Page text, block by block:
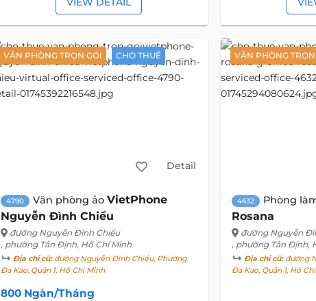
VĂN PHÒNG TRỌN GÓI CHO THUÊ
Detail
4790 Văn phòng ảoVietPhone
Nguyễn Đình Chiểu
đường Nguyễn Đình Chiểu
, phường Tân Định, Hồ Chí Minh
Địa chỉ cũ:đường Nguyễn Đình Chiểu, Phường
Đa Kao, Quận 1, Hồ Chí Minh
800 Ngàn/Tháng
VĂN PHÒNG TRỌN
4632 Phòng
Rosana
đường Nguyễn
, phường Tân Định,
Địa chỉ cũ:đường
Đa Kao, Quận 1, Hồ